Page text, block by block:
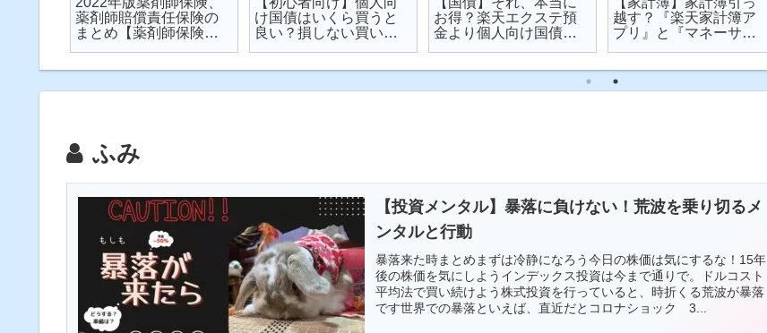
薬剤師賠償責任保険の
まとめ【薬剤師保険】
け国債はいくら買うと
良い？損しない買い方
お得？楽天エクステ預
金より個人向け国債を
越す？『楽天家計簿ア
プリ』と『マネーサポ
ふみ
【投資メンタル】暴落に負けない！荒波を乗り切るメ
ンタルと行動
暴落来た時まとめまずは冷静になろう今日の株価は気にするな！15年
後の株価を気にしようインデックス投資は今まで通りで。ドルコスト
平均法で買い続けよう株式投資を行っていると、時折くる荒波が暴落
です世界での暴落といえば、直近だとコロナショック 3...